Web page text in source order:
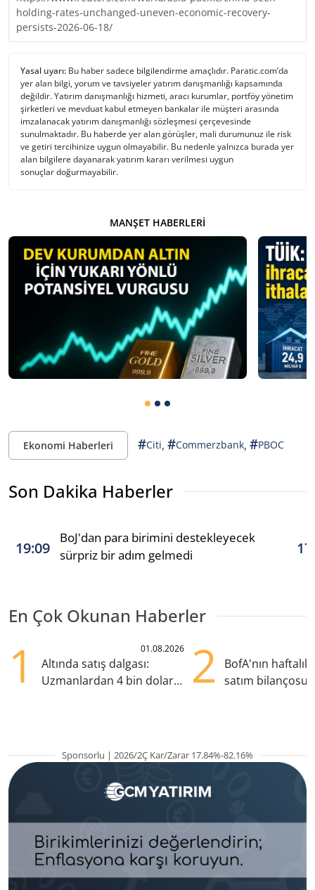
holding-rates-unchanged-uneven-economic-recovery-
persists-2026-06-18/
Yasal uyarı: Bu haber sadece bilgilendirme amaçlıdır. Paratic.com’da
yer alan bilgi, yorum ve tavsiyeler yatırım danışmanlığı kapsamında
değildir. Yatırım danışmanlığı hizmeti, aracı kurumlar, portföy yönetim
şirketleri ve mevduat kabul etmeyen bankalar ile müşteri arasında
imzalanacak yatırım danışmanlığı sözleşmesi çerçevesinde
sunulmaktadır. Bu haberde yer alan görüşler, mali durumunuz ile risk
ve getiri tercihinize uygun olmayabilir. Bu nedenle yalnızca burada yer
alan bilgilere dayanarak yatırım kararı verilmesi uygun
sonuçlar doğurmayabilir.
MANŞET HABERLERI
Ekonomi Haberleri #Citi, #Commerzbank, #PBOC
Son Dakika Haberler
19:09
BoJ'dan para birimini destekleyecek
sürpriz bir adım gelmedi
En Çok Okunan Haberler
1 01.08.2026
Altında satış dalgası:
Uzmanlardan 4 bin dolar
2
BofA'nın haftalık
satım bilançosu:
Sponsorlu | 2026/2Ç Kar/Zarar 17.84%-82.16%